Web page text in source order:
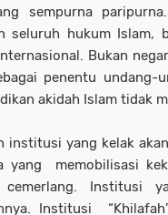
sempurna
seluruh hukum Islam,
Bukan
penentu undang-
akidah Islam tidak
institusi yang kelak
yang memobilisasi
cemerlang. Institusi
Institusi